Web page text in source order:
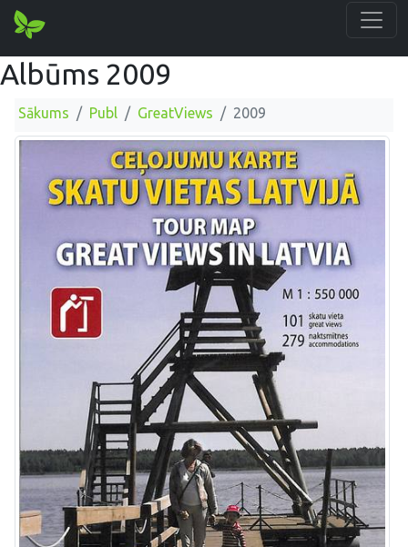
Albūms 2009
Sākums Publ GreatViews 2009